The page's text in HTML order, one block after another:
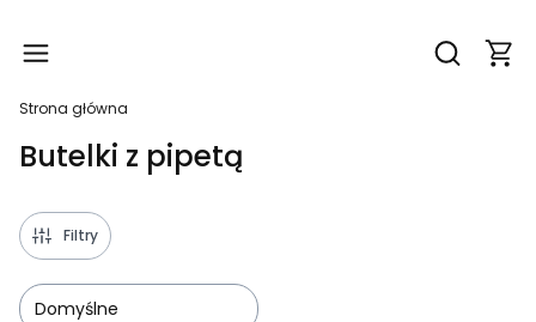
Otwórz
Strona główna
Butelki z pipetą
Filtry
Domyślne